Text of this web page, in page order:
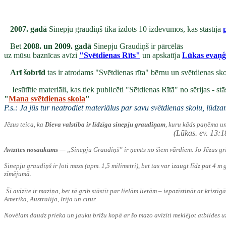
2007. gadā Sinepju graudiņš tika izdots 10 izdevumos, kas stāstīja
Bet 2008. un 2009. gadā Sinepju Graudiņš ir pārcēlās
uz mūsu baznīcas avīzi "Svētdienas Rīts" un apskatīja Lūkas
Arī šobrīd tas ir atrodams "Svētdienas rīta" bērnu un svētdienas
Iesūtītie materiāli, kas tiek publicēti "Sētdienas Rītā" no sērijas -
"Mana svētdienas skola"
P.s.: Ja jūs tur neatrodiet materiālus par savu svētdienas skolu,
Jēzus teica, ka Dieva valstība ir līdzīga sinepju graudiņam , kuru kāds paņēma
(Lūkas. ev.
Avīzītes nosaukums — „Sinepju Graudiņš” ir ņemts no šiem vārdiem. Jo Jēzus
Sinepju graudiņš ir ļoti mazs (apm. 1,5 milimetri), bet tas var izaugt līdz pat 4 m
zīmējumā.
Šī avīzīte ir maziņa, bet tā grib stāstīt par lielām lietām – iepazīstināt ar
Amerikā, Austrālijā, Īrijā un citur.
Novēlam daudz prieka un jauku brīžu kopā ar šo mazo avīzīti meklējot atbildes